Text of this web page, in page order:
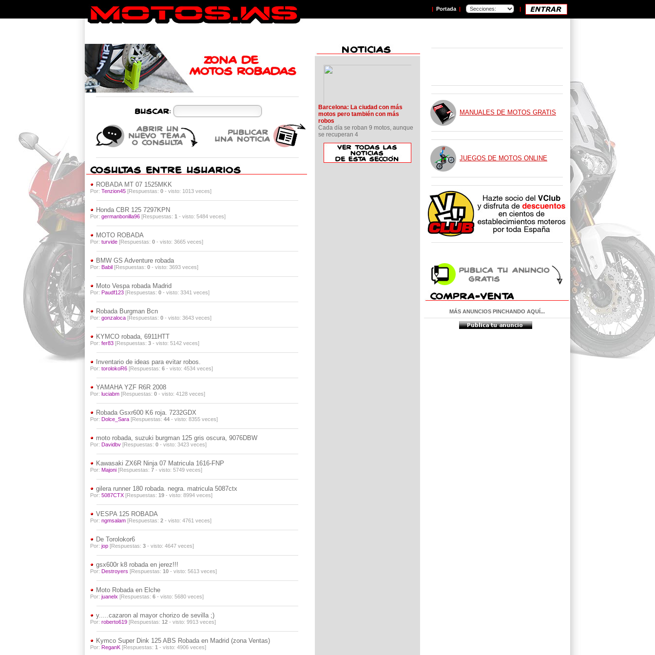
| Portada | |
ROBADA MT 07 1525MKK
Por: Tenzion45[Respuestas: 0- visto: 1013 veces]
Honda CBR 125 7297KPN
Por: germanbonilla96[Respuestas: 1 - visto: 5484 veces]
MOTO ROBADA
Por: turvide[Respuestas: 0- visto: 3665 veces]
BMW GS Adventure robada
Por: Babil[Respuestas: 0- visto: 3693 veces]
Moto Vespa robada Madrid
Por: Paudf123[Respuestas: 0- visto: 3341 veces]
Robada Burgman Bcn
Por: gonzaloca[Respuestas: 0- visto: 3643 veces]
KYMCO robada, 6911HTT
Por: fer83[Respuestas: 3- visto: 5142 veces]
Inventario de ideas para evitar robos.
Por: torolokoR6[Respuestas: 6- visto: 4534 veces]
YAMAHA YZF R6R 2008
Por: luciabm[Respuestas: 0- visto: 4128 veces]
Robada Gsxr600 K6 roja. 7232GDX
Por: Dolce_Sara[Respuestas: 44- visto: 8355 veces]
moto robada, suzuki burgman 125 gris oscura, 9076DBW
Por: Davidbv[Respuestas: 0- visto: 3423 veces]
Kawasaki ZX6R Ninja 07 Matricula 1616-FNP
Por: Majoni[Respuestas: 7- visto: 5749 veces]
gilera runner 180 robada. negra. matricula 5087ctx
Por: 5087CTX[Respuestas: 19- visto: 8994 veces]
VESPA 125 ROBADA
Por: ngmsalam[Respuestas: 2- visto: 4761 veces]
De Torolokor6
Por: jop[Respuestas: 3- visto: 4647 veces]
gsx600r k8 robada en jerez!!!
Por: Destroyers [Respuestas: 10- visto: 5613 veces]
Moto Robada en Elche
Por: juanelx [Respuestas: 6- visto: 5680 veces]
y.....cazaron al mayor chorizo de sevilla ;)
Por: roberto619[Respuestas: 12- visto: 9913 veces]
Kymco Super Dink 125 ABS Robada en Madrid (zona Ventas)
Por: ReganK[Respuestas: 1 - visto: 4906 veces]
Barcelona: La ciudad con más
motos pero también con más
robos
Cada día se roban 9 motos, aunque
se recuperan 4
MANUALES DE MOTOS GRATIS
JUEGOS DE MOTOS ONLINE
MÁS ANUNCIOS PINCHANDO AQUÍ...